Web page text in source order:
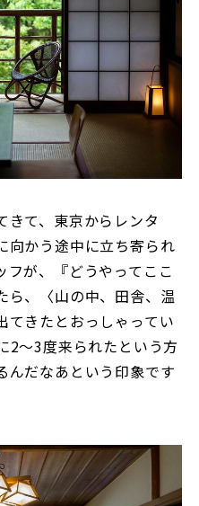
きて、東京からレンタ
向かう途中に立ち寄られ
フが、『どうやってここ
ら、〈山の中、田舎、温
てきたとおっしゃってい
2〜3度来られたという方
んだなあという印象です